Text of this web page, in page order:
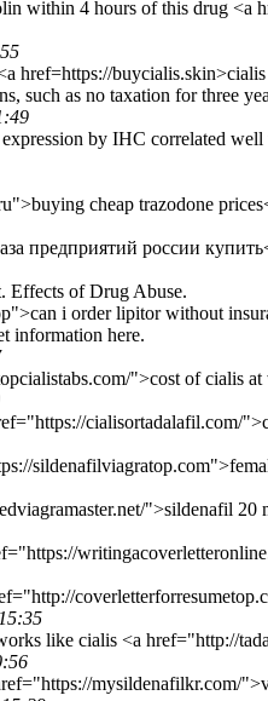
within 4 hours of this drug <a
href=https://
such as no taxation for three
by IHC correlated
cheap trazodone
предприятий россии
Effects of Drug Abuse.
i order lipitor without
information here.
">cost of cialis
cialisortadalafil.com/
">sildenafil 20
like cialis <a href="http://
mysildenafilkr.com/